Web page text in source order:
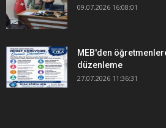
09.07.2026 16:08:01
MEB'den
düzenleme
27.07.2026 11:36:31